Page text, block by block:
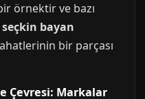
örnektir ve bazı
bayan
bir parçası
Çevresi: Markalar